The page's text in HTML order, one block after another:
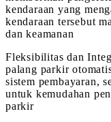
kendaraan yang
kendaraan tersebut
dan keamanan
Fleksibilitas dan
palang parkir
sistem pembayaran,
untuk kemudahan
parkir